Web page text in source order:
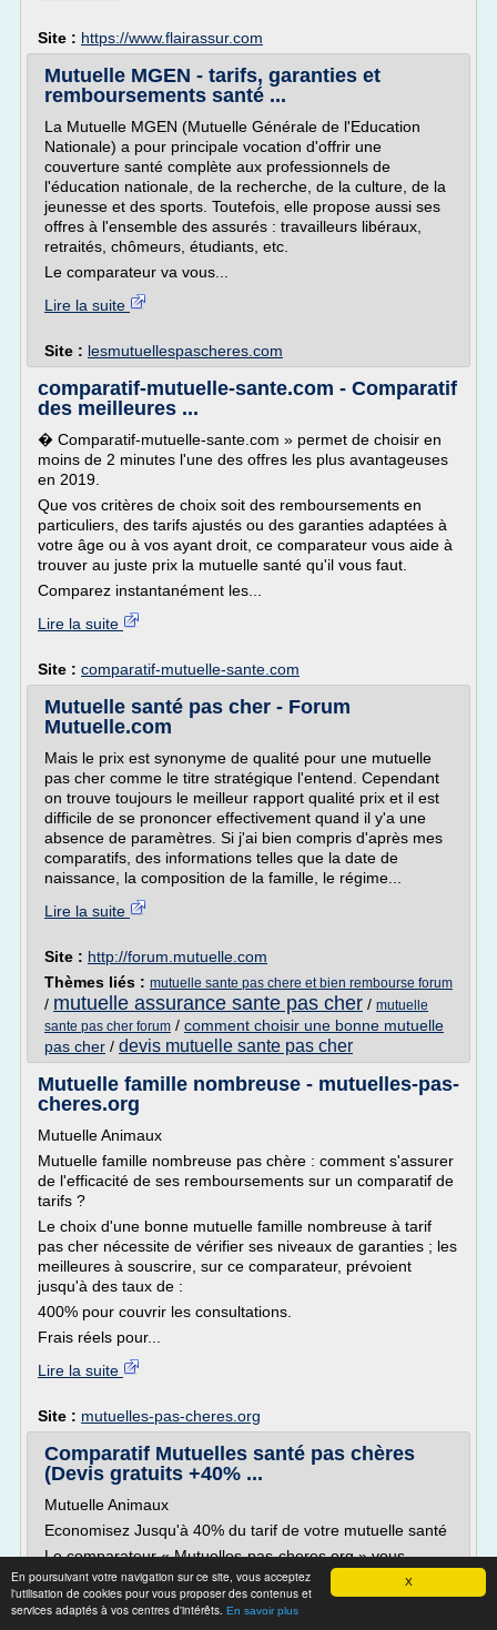
X
En poursuivant votre navigation sur ce site, vous acceptez
l'utilisation de cookies pour vous proposer des contenus et
services adaptés à vos centres d'intérêts. En savoir plus
Site : https://www.flairassur.com
Mutuelle MGEN - tarifs, garanties et
remboursements santé ...
La Mutuelle MGEN (Mutuelle Générale de l'Education
Nationale) a pour principale vocation d'offrir une
couverture santé complète aux professionnels de
l'éducation nationale, de la recherche, de la culture, de la
jeunesse et des sports. Toutefois, elle propose aussi ses
offres à l'ensemble des assurés : travailleurs libéraux,
retraités, chômeurs, étudiants, etc.
Le comparateur va vous...
Lire la suite
Site : lesmutuellespascheres.com
comparatif-mutuelle-sante.com - Comparatif
des meilleures ...
� Comparatif-mutuelle-sante.com » permet de choisir en
moins de 2 minutes l'une des offres les plus avantageuses
en 2019.
Que vos critères de choix soit des remboursements en
particuliers, des tarifs ajustés ou des garanties adaptées à
votre âge ou à vos ayant droit, ce comparateur vous aide à
trouver au juste prix la mutuelle santé qu'il vous faut.
Comparez instantanément les...
Lire la suite
Site : comparatif-mutuelle-sante.com
Mutuelle santé pas cher - Forum
Mutuelle.com
Mais le prix est synonyme de qualité pour une mutuelle
pas cher comme le titre stratégique l'entend. Cependant
on trouve toujours le meilleur rapport qualité prix et il est
difficile de se prononcer effectivement quand il y'a une
absence de paramètres. Si j'ai bien compris d'après mes
comparatifs, des informations telles que la date de
naissance, la composition de la famille, le régime...
Lire la suite
Site : http://forum.mutuelle.com
Thèmes liés : mutuelle sante pas chere et bien rembourse forum
/ mutuelle assurance sante pas cher / mutuelle
sante pas cher forum / comment choisir une bonne mutuelle
pas cher / devis mutuelle sante pas cher
Mutuelle famille nombreuse - mutuelles-pas-
cheres.org
Mutuelle Animaux
Mutuelle famille nombreuse pas chère : comment s'assurer
de l'efficacité de ses remboursements sur un comparatif de
tarifs ?
Le choix d'une bonne mutuelle famille nombreuse à tarif
pas cher nécessite de vérifier ses niveaux de garanties ; les
meilleures à souscrire, sur ce comparateur, prévoient
jusqu'à des taux de :
400% pour couvrir les consultations.
Frais réels pour...
Lire la suite
Site : mutuelles-pas-cheres.org
Comparatif Mutuelles santé pas chères
(Devis gratuits +40% ...
Mutuelle Animaux
Economisez Jusqu'à 40% du tarif de votre mutuelle santé
Le comparateur « Mutuelles-pas-cheres.org » vous
présente des solutions pour économiser sur vos
cotisations de mutuelle santé en conservant
d'EXCELLENTES garanties adaptées à la réforme "Reste